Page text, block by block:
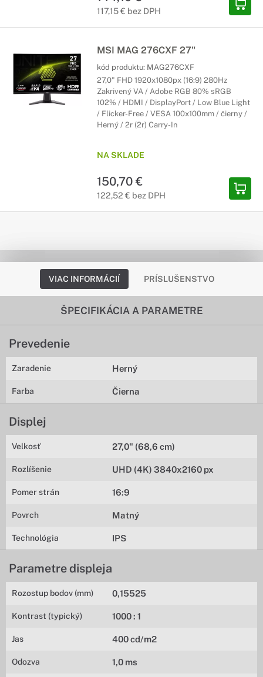
117,15 € bez DPH
MSI MAG 276CXF 27"
kód produktu: MAG276CXF
27,0" FHD 1920x1080px (16:9) 280Hz
Zakrivený VA / Adobe RGB 80% sRGB
102% / HDMI / DisplayPort / Low Blue Light
/ Flicker-Free / VESA 100x100mm / čierny /
Herný / 2r (2r) Carry-In
NA SKLADE
150,70 €
122,52 € bez DPH
VIAC INFORMÁCIÍ PRÍSLUŠENSTVO
ŠPECIFIKÁCIA A PARAMETRE
Prevedenie
Zaradenie Herný
Farba Čierna
Displej
Velkosť 27,0" (68,6 cm)
Rozlíšenie UHD (4K) 3840x2160 px
Pomer strán 16:9
Povrch Matný
Technológia IPS
Parametre displeja
Rozostup bodov (mm) 0,15525
Kontrast (typický) 1000 : 1
Jas 400 cd/m2
Odozva 1,0 ms